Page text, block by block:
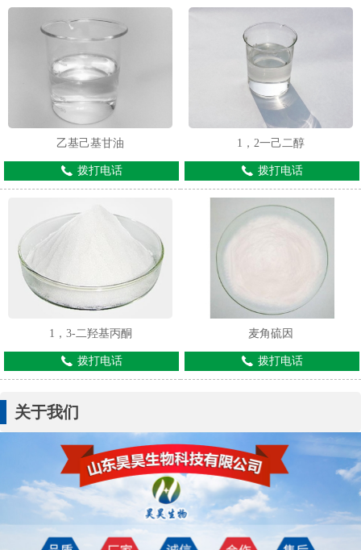
乙基己基甘油
拨打电话
1，2一己二醇
拨打电话
1，3-二羟基丙酮
拨打电话
麦角硫因
拨打电话
关于我们